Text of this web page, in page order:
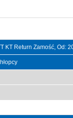
KT Return Zamość, Od: